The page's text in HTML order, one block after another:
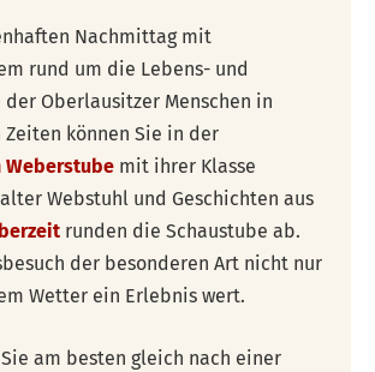
Nachmittag mit
rund um die Lebens- und
Oberlausitzer Menschen in
Zeiten können Sie in der
Weberstube mit ihrer Klasse
Webstuhl und Geschichten aus
runden die Schaustube ab.
der besonderen Art nicht nur
Wetter ein Erlebnis wert.
Sie am besten gleich nach einer